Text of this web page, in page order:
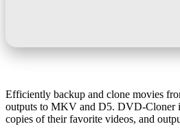
Efficiently backup and clone movies
outputs to MKV and D5. DVD-Cloner
copies of their favorite videos, and